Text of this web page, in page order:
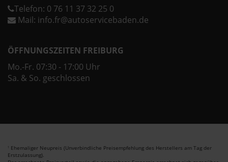
Telefon: 0 76 11 37 32 25 0
Mail: info.fr@autoservicebaden.de
ÖFFNUNGSZEITEN FREIBURG
Mo.-Fr. 07:30 - 17:00 Uhr
Sa. & So. geschlossen
1 Ehemaliger Neupreis (Unverbindliche Preisempfehlung des Herstellers am Tag der
Erstzulassung).